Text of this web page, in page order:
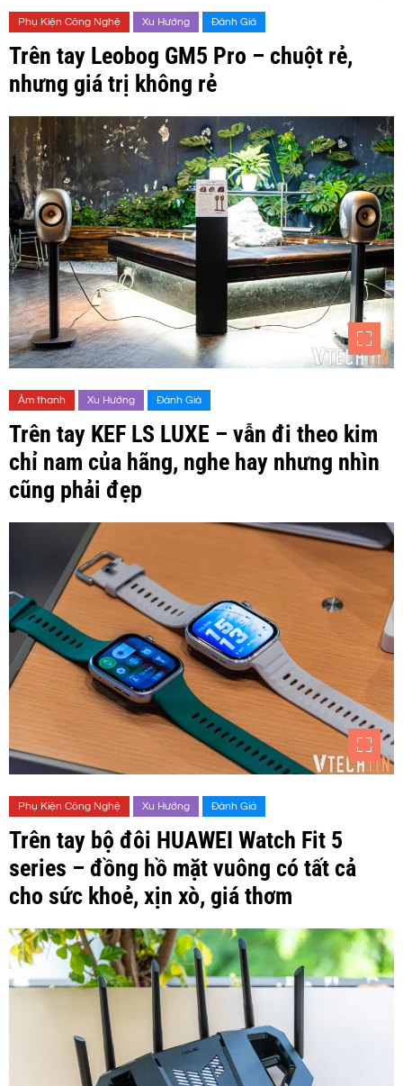
Phụ Kiện Công Nghệ Xu Hướng Đánh Giá
Trên tay Leobog GM5 Pro – chuột rẻ,
nhưng giá trị không rẻ
Âm thanh Xu Hướng Đánh Giá
Trên tay KEF LS LUXE – vẫn đi theo kim
chỉ nam của hãng, nghe hay nhưng nhìn
cũng phải đẹp
Phụ Kiện Công Nghệ Xu Hướng Đánh Giá
Trên tay bộ đôi HUAWEI Watch Fit 5
series – đồng hồ mặt vuông có tất cả
cho sức khoẻ, xịn xò, giá thơm